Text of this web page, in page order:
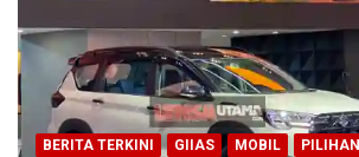
BERITA TERKINI GIIAS MOBIL PILIHAN